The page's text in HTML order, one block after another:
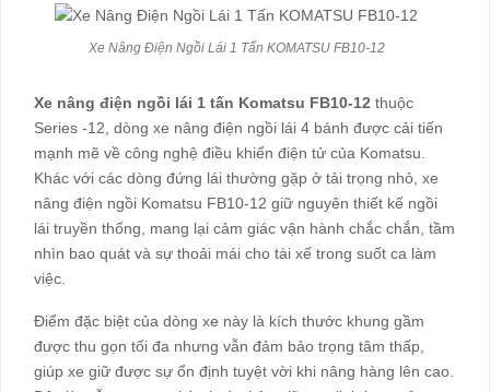
Xe Nâng Điện Ngồi Lái 1 Tấn KOMATSU FB10-12
Xe nâng điện ngồi lái 1 tấn Komatsu FB10-12 thuộc
Series -12, dòng xe nâng điện ngồi lái 4 bánh được cải tiến
mạnh mẽ về công nghệ điều khiển điện tử của Komatsu.
Khác với các dòng đứng lái thường gặp ở tải trọng nhỏ, xe
nâng điện ngồi Komatsu FB10-12 giữ nguyên thiết kế ngồi
lái truyền thống, mang lại cảm giác vận hành chắc chắn, tầm
nhìn bao quát và sự thoải mái cho tài xế trong suốt ca làm
việc.
Điểm đặc biệt của dòng xe này là kích thước khung gầm
được thu gọn tối đa nhưng vẫn đảm bảo trọng tâm thấp,
giúp xe giữ được sự ổn định tuyệt vời khi nâng hàng lên cao.